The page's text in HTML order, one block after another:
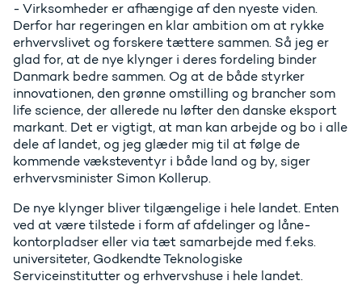
- Virksomheder er afhængige af den nyeste viden.
Derfor har regeringen en klar ambition om at rykke
erhvervslivet og forskere tættere sammen. Så jeg er
glad for, at de nye klynger i deres fordeling binder
Danmark bedre sammen. Og at de både styrker
innovationen, den grønne omstilling og brancher som
life science, der allerede nu løfter den danske eksport
markant. Det er vigtigt, at man kan arbejde og bo i alle
dele af landet, og jeg glæder mig til at følge de
kommende væksteventyr i både land og by, siger
erhvervsminister Simon Kollerup.
De nye klynger bliver tilgængelige i hele landet. Enten
ved at være tilstede i form af afdelinger og låne-
kontorpladser eller via tæt samarbejde med f.eks.
universiteter, Godkendte Teknologiske
Serviceinstitutter og erhvervshuse i hele landet.